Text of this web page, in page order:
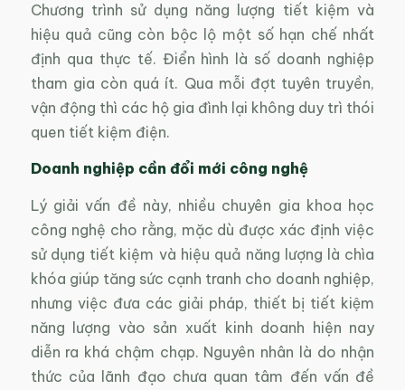
Chương trình sử dụng năng lượng tiết kiệm và
hiệu quả cũng còn bộc lộ một số hạn chế nhất
định qua thực tế. Điển hình là số doanh nghiệp
tham gia còn quá ít. Qua mỗi đợt tuyên truyền,
vận động thì các hộ gia đình lại không duy trì thói
quen tiết kiệm điện.
Doanh nghiệp cần đổi mới công nghệ
Lý giải vấn đề này, nhiều chuyên gia khoa học
công nghệ cho rằng, mặc dù được xác định việc
sử dụng tiết kiệm và hiệu quả năng lượng là chìa
khóa giúp tăng sức cạnh tranh cho doanh nghiệp,
nhưng việc đưa các giải pháp, thiết bị tiết kiệm
năng lượng vào sản xuất kinh doanh hiện nay
diễn ra khá chậm chạp. Nguyên nhân là do nhận
thức của lãnh đạo chưa quan tâm đến vấn đề